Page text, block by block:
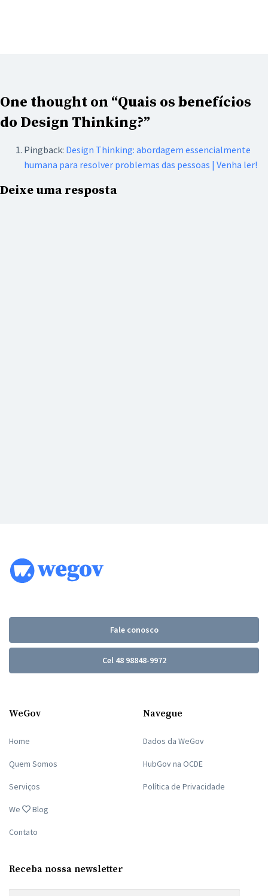
One thought on “Quais os benefícios
do Design Thinking?”
Pingback: Design Thinking: abordagem essencialmente
humana para resolver problemas das pessoas | Venha ler!
Deixe uma resposta
Fale conosco
Cel 48 98848-9972
WeGov
Home
Quem Somos
Serviços
We Blog
Contato
Navegue
Dados da WeGov
HubGov na OCDE
Política de Privacidade
Receba nossa newsletter